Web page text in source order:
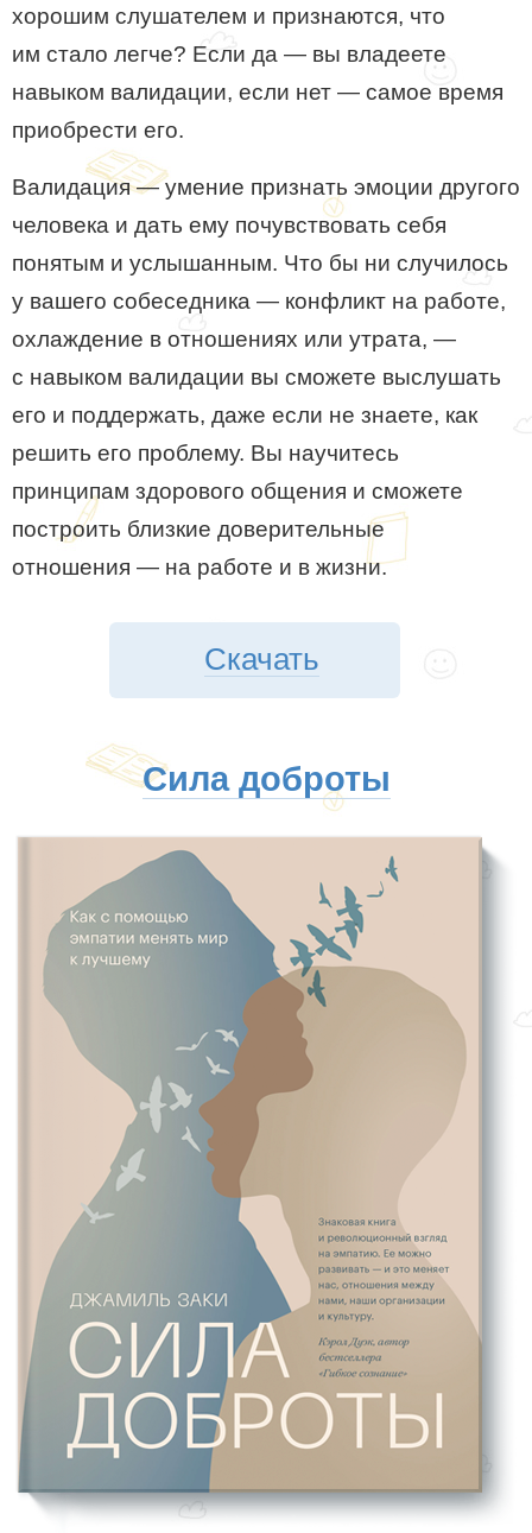
хорошим слушателем и признаются, что
им стало легче? Если да — вы владеете
навыком валидации, если нет — самое время
приобрести его.
Валидация — умение признать эмоции другого
человека и дать ему почувствовать себя
понятым и услышанным. Что бы ни случилось
у вашего собеседника — конфликт на работе,
охлаждение в отношениях или утрата, —
с навыком валидации вы сможете выслушать
его и поддержать, даже если не знаете, как
решить его проблему. Вы научитесь
принципам здорового общения и сможете
построить близкие доверительные
отношения — на работе и в жизни.
Скачать
Сила доброты